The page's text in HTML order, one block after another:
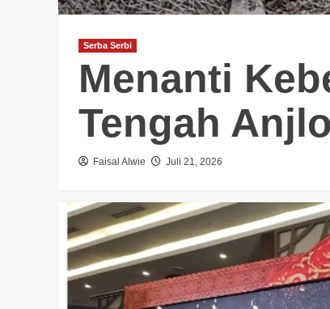
Serba Serbi
Menanti
Tengah
Faisal Alwie Juli 21, 2026